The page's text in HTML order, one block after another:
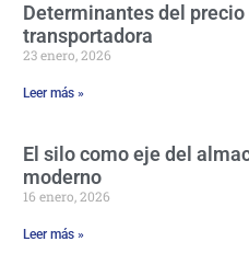
Determinantes del precio
transportadora
23 enero, 2026
Leer más »
El silo como eje del
moderno
16 enero, 2026
Leer más »